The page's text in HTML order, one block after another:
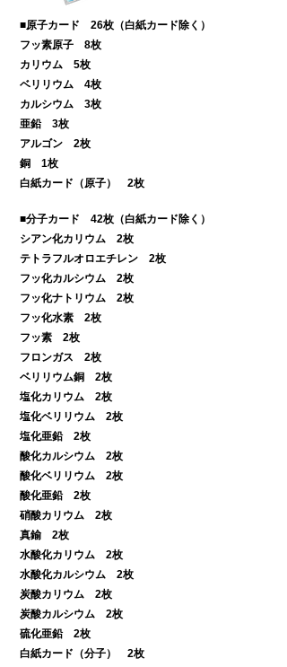
■原子カード 26枚（白紙カード除く）
フッ素原子 8枚
カリウム 5枚
ベリリウム 4枚
カルシウム 3枚
亜鉛 3枚
アルゴン 2枚
銅 1枚
白紙カード（原子） 2枚
■分子カード 42枚（白紙カード除く）
シアン化カリウム 2枚
テトラフルオロエチレン 2枚
フッ化カルシウム 2枚
フッ化ナトリウム 2枚
フッ化水素 2枚
フッ素 2枚
フロンガス 2枚
ベリリウム銅 2枚
塩化カリウム 2枚
塩化ベリリウム 2枚
塩化亜鉛 2枚
酸化カルシウム 2枚
酸化ベリリウム 2枚
酸化亜鉛 2枚
硝酸カリウム 2枚
真鍮 2枚
水酸化カリウム 2枚
水酸化カルシウム 2枚
炭酸カリウム 2枚
炭酸カルシウム 2枚
硫化亜鉛 2枚
白紙カード（分子） 2枚